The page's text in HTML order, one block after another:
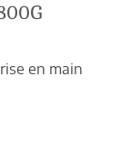
en main